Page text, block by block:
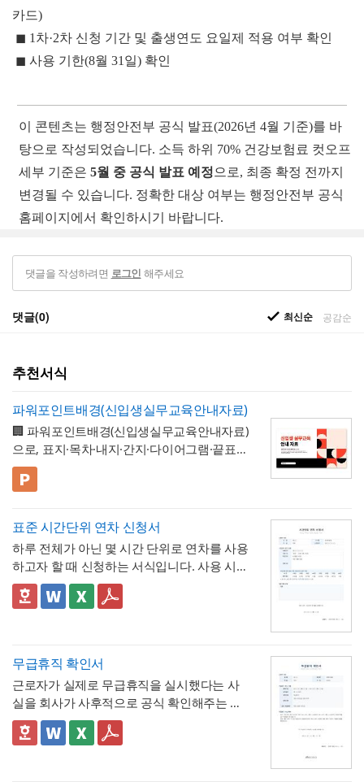
카드)
◼ 1차·2차 신청 기간 및 출생연도 요일제 적용 여부 확인
◼ 사용 기한(8월 31일) 확인
이 콘텐츠는 행정안전부 공식 발표(2026년 4월 기준)를 바
탕으로 작성되었습니다. 소득 하위 70% 건강보험료 컷오프
세부 기준은 5월 중 공식 발표 예정으로, 최종 확정 전까지
변경될 수 있습니다. 정확한 대상 여부는 행정안전부 공식
홈페이지에서 확인하시기 바랍니다.
댓글을 작성하려면 로그인 해주세요
댓글(0) 최신순 공감순
추천서식
파워포인트배경(신입생실무교육안내자료)
🏢 파워포인트배경(신입생실무교육안내자료)
으로, 표지·목차·내지·간지·다이어그램·끝표지
로 구성된 비즈니스 프레젠테이션 템플릿입
니다. 코럴 레드·블랙·크림 컬러와 원형 그래
딱딱하지 않으면서도 세련된 느낌으로 정보
를 전달할 수 있도록 디자인되었습니다. 밝고
경쾌한 톤으로 구성되어 있어 신입 구성원을
대상으로 하는 자료에 특히 잘 어울리며, 신입
생·신입사원 실무교육 안내 자료부터 오리엔
테이션 자료, 사내 교육 매뉴얼, 스터디·워크
안내, 기업의 신입사원 온보딩 자료, 동아리·
학회의 오리엔테이션 자료, 교육기관의 커리
큘럼 소개 등 실무에 필요한 내용을 효과적으
로 정리할 수 있으며, 대학교·기업 인사팀·교
육기관·동아리 및 학회 등 다양한 분야에서 활
💡 사용 꿀팁
입사원 온보딩 자료, 오리엔테이션 자료, 워크
숍 안내서 등으로 다양하게 활용할 수 있습니
다.
▪️ 다이어그램 페이지를 활용하면 교육 커리큘
럼, 진행 일정, 단계별 프로세스 등을 한눈에
보기 쉽게 정리할 수 있습니다.
▪️ 문구와 이미지 교체만으로 대학 신입생 가이
드북, 사내 교육 자료, 동아리 소개 자료 등 다
양한 주제로 응용 가능합니다.
▪️ 코럴 레드와 블랙의 경쾌한 컬러 조합 덕분
* 해당 템플릿에 사용된 폰트는 [ Pretendard
] 입니다.
폰트가 없을 경우 기본 폰트로 보입니다.
* 폰트는 따로 제공되지 않으므로 다운로드
및 변경하여 사용하시기 바랍니다.
표준 시간단위 연차 신청서
하루 전체가 아닌 몇 시간 단위로 연차를 사용
하고자 할 때 신청하는 서식입니다. 사용 시간
을 연차 일수로 환산하는 기준표를 계약서 자
체에 포함하고 있어, 신청자와 승인자 모두 몇
✅ 이 서식의 구성 특징
며칠에 해당하는지"를 신청서 자체에서 바로
계산·검증 가능
- 사용시간을 "14:00~16:00(총 2시간)"처럼
시작·종료 시각과 총 시간을 함께 기재하도록
해, 반차보다 세분화된 시간 단위로 병원 진
료, 관공서 방문 등 짧은 용무에 유연하게 대
응
- "회사의 소정근로시간에 따라 차감기준은
달라질 수 있음"이라는 단서를 명시해, 하루 8
시간 근무가 아닌 사업장에서도 환산 기준을
조정해 적용할 수 있음을 안내
- 업무 특이사항란을 별도로 두어, 시간단위
연차 사용으로 인해 발생할 수 있는 업무 공백
무급휴직 확인서
근로자가 실제로 무급휴직을 실시했다는 사
실을 회사가 사후적으로 공식 확인해주는 증
명서입니다. 휴직원(신청서)이 사전 승인 절차
를 위한 문서라면, 이 확인서는 이미 실시된
📣 이 서식의 구성 특징